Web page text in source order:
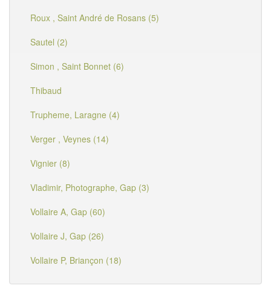
Roux , Saint André de Rosans (5)
Sautel (2)
Simon , Saint Bonnet (6)
Thibaud
Trupheme, Laragne (4)
Verger , Veynes (14)
Vignier (8)
Vladimir, Photographe, Gap (3)
Vollaire A, Gap (60)
Vollaire J, Gap (26)
Vollaire P, Briançon (18)